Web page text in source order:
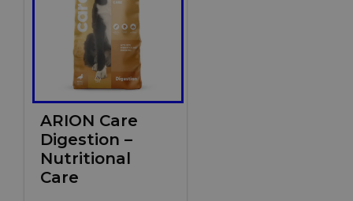
ARION Care
Digestion –
Nutritional
Care